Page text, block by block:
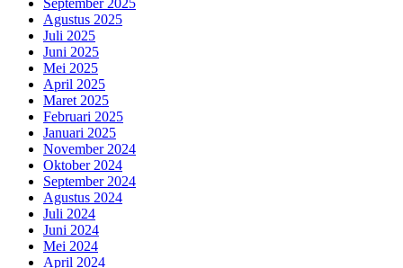
Agustus 2025
Juli 2025
Juni 2025
Mei 2025
April 2025
Maret 2025
Februari 2025
Januari 2025
November 2024
Oktober 2024
September 2024
Agustus 2024
Juli 2024
Juni 2024
Mei 2024
April 2024